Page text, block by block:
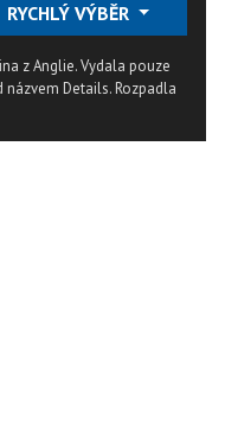
RYCHLÝ VÝBĚR
z Anglie. Vydala pouze
Details. Rozpadla